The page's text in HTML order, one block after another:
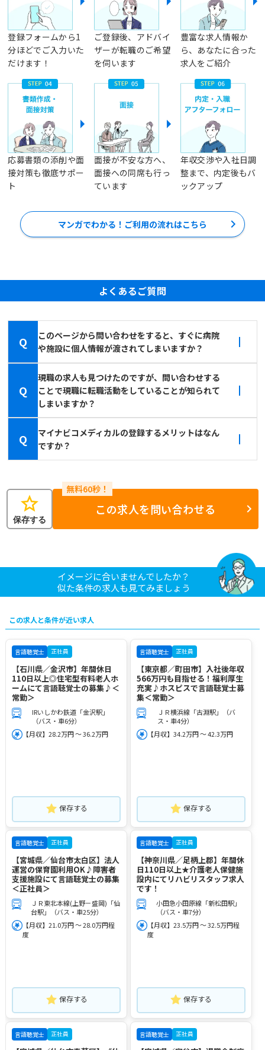
登録フォームから1
分ほどでご入力いた
だけます！
ご登録後、アドバイ
ザーが転職のご希望
を伺います
豊富な求人情報か
ら、あなたに合った
求人をご紹介
応募書類の添削や面
接対策も徹底サポー
ト
面接が不安な方へ、
面接への同席も行っ
ています
年収交渉や入社日調
整まで、内定後もバ
ックアップ
マンガでわかる！ご利用の流れはこちら
よくあるご質問
Q
このページから問い合わせをすると、すぐに病院
や施設に個人情報が渡されてしまいますか？
Q
現職の求人も見つけたのですが、問い合わせする
ことで現職に転職活動をしていることが知られて
しまいますか？
Q
マイナビコメディカルの登録するメリットはなん
ですか？
star
保存する
この求人を問い合わせる
イメージに合いませんでしたか？
似た条件の求人も見てみましょう
この求人と条件が近い求人
言語聴覚士 正社員
【石川県／金沢市】年間休日
110日以上◎住宅型有料老人ホ
ームにて言語聴覚士の募集♪＜
常勤＞
IRいしかわ鉄道「金沢駅」
（バス・車6分）
【月収】28.2万円 ～ 36.2万円
保存する
言語聴覚士 正社員
【東京都／町田市】入社後年収
566万円も目指せる！福利厚生
充実♪ホスピスで言語聴覚士募
集＜常勤＞
ＪＲ横浜線「古淵駅」（バ
ス・車4分）
【月収】34.2万円 ～ 42.3万円
保存する
言語聴覚士 正社員
【宮城県／仙台市太白区】法人
運営の保育園利用OK♪障害者
支援施設にて言語聴覚士の募集
＜正社員＞
ＪＲ東北本線(上野－盛岡)「仙
台駅」（バス・車25分）
【月収】21.0万円 ～ 28.0万円程
度
保存する
言語聴覚士 正社員
【神奈川県／足柄上郡】年間休
日110日以上★介護老人保健施
設内にてリハビリスタッフ求人
です！
小田急小田原線「新松田駅」
（バス・車7分）
【月収】23.5万円 ～ 32.5万円程
度
保存する
言語聴覚士 正社員 言語聴覚士 正社員